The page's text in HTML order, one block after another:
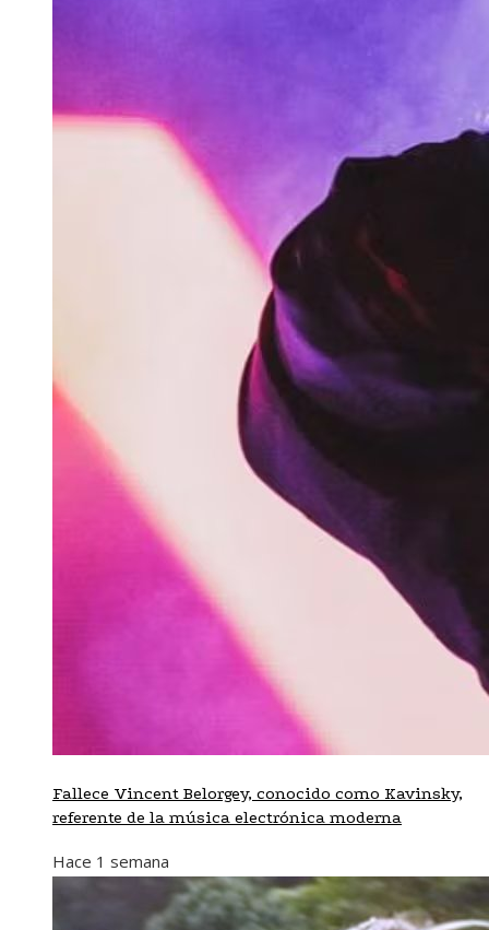
Fallece Vincent Belorgey, conocido como Kavinsky,
referente de la música electrónica moderna
Hace 1 semana